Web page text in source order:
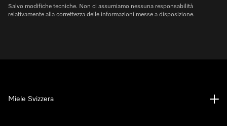
Salvo modifiche tecniche. Non ci assumiamo nessuna responsabilità
relativamente alla correttezza delle informazioni messe a disposizione.
Miele Svizzera